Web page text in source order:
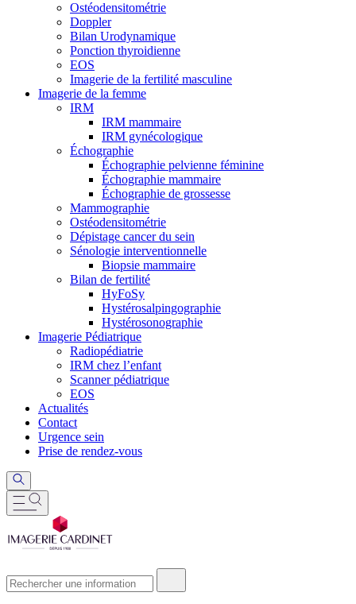
Ostéodensitométrie
Doppler
Bilan Urodynamique
Ponction thyroidienne
EOS
Imagerie de la fertilité masculine
Imagerie de la femme
IRM
IRM mammaire
IRM gynécologique
Échographie
Échographie pelvienne féminine
Échographie mammaire
Échographie de grossesse
Mammographie
Ostéodensitométrie
Dépistage cancer du sein
Sénologie interventionnelle
Biopsie mammaire
Bilan de fertilité
HyFoSy
Hystérosalpingographie
Hystérosonographie
Imagerie Pédiatrique
Radiopédiatrie
IRM chez l’enfant
Scanner pédiatrique
EOS
Actualités
Contact
Urgence sein
Prise de rendez-vous